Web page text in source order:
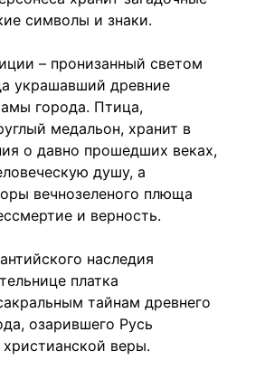
символы и знаки.
– пронизанный светом
украшавший древние
города. Птица,
медальон, хранит в
о давно прошедших веках,
душу, а
вечнозеленого плюща
и верность.
наследия
платка
тайнам древнего
озарившего Русь
веры.